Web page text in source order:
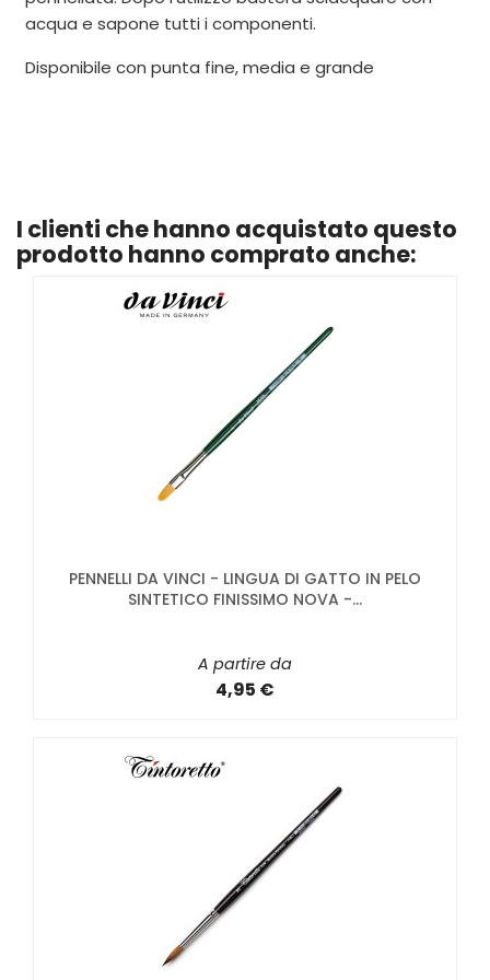
acqua e sapone tutti i componenti.
Disponibile con punta fine, media e grande
I clienti che hanno acquistato questo
prodotto hanno comprato anche:
PENNELLI DA VINCI - LINGUA DI GATTO IN PELO
SINTETICO FINISSIMO NOVA -...
A partire da
4,95 €